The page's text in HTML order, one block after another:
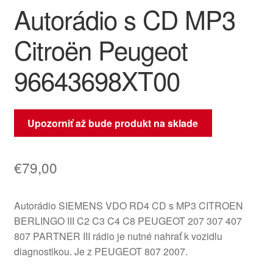
Pokladňa
Reklamace
Reklamačný poriadok
Autorádio s CD MP3
Citroën Peugeot
96643698XT00
Upozorniť až bude produkt na sklade
€79,00
Autorádio SIEMENS VDO RD4 CD s MP3 CITROEN
BERLINGO III C2 C3 C4 C8 PEUGEOT 207 307 407
807 PARTNER III rádio je nutné nahrať k vozidlu
diagnostikou. Je z PEUGEOT 807 2007.